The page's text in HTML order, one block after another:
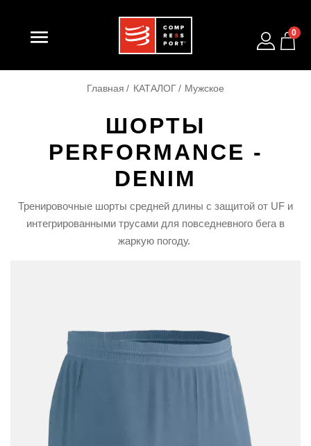
 0
Главная КАТАЛОГ Мужское
ШОРТЫ
PERFORMANCE -
DENIM
Тренировочные шорты средней длины с защитой от UF и
интегрированными трусами для повседневного бега в
жаркую погоду.